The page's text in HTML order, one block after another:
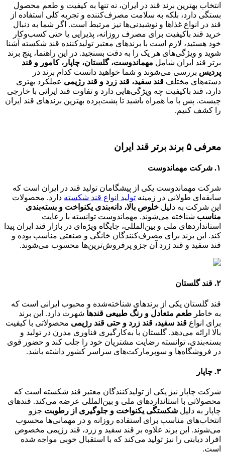
انتخاب بهترین برند قند در ایران، نه تنها به کیفیت و طعم محصول
بستگی دارد، بلکه به سلامت مصرف‌کننده و تجربه کلی استفاده از
قند در انواع غذاها و نوشیدنی‌ها نیز مرتبط است. اگر شما به دنبال
خرید قند باکیفیت برای مصرف روزانه، پذیرایی یا حتی کسب‌وکار
خود هستید، لازم است با برندهای معتبر تولیدکننده قند شکسته آشنا
شوید و ویژگی‌های هر یک را به دقت بسنجید. در این راهنما، پنج برند
برتر قند ایران شامل مهماندوست، گلستان، چاپار، کامور و قند
پردیس بررسی می‌شوند و شما خواهید دانست کدام برند در
دسته‌های مختلف قند سفید، قند زرد و قند رژیمی عملکرد بهتری
دارد، قند باکیفیت چه ویژگی‌هایی دارد و تفاوت قند ایرانی با خارجی
چیست. پس با ما همراه باشید تا پشت‌پرده بهترین برندهای قند ایران
را کشف کنیم.
معرفی ۵ برند برتر قند ایران
۱. شرکت مهماندوست
شرکت مهماندوست یکی از پیشگامان تولید قند در ایران است که
سابقه‌ای طولانی در زمینه تولید انواع قند شکسته دارد. محصولات
این شرکت به دلیل خلوص بالا، دانه‌بندی یکنواخت و بسته‌بندی
مناسب شناخته می‌شوند. مهماندوست توانسته با رعایت
استانداردهای ملی و بین‌المللی، جایگاه ویژه‌ای در بازار قند ایران پیدا
کند. این برند برای مصرف‌کنندگان خانگی و صنعتی مناسب بوده و
قند سفید و قند زرد آن جزو پرفروش‌ترین‌ها محسوب می‌شوند.
۲. قند گلستان
قند گلستان یکی از برندهای شناخته‌شده و محبوب ایرانی است که
به خاطر طعم متعادل و رنگ طبیعی قندها شهرت دارد. این برند
برای انواع قند سفید، قند زرد و حتی قند رژیمی محصولاتی با کیفیت
بالا ارائه می‌دهد. گلستان با به‌کارگیری فناوری مدرن در تولید و
بسته‌بندی، توانسته رضایت مشتریان خود را جلب کند و حضور قوی
در فروشگاه‌ها و سوپرمارکت‌های سراسر کشور داشته باشد.
۳. چاپار
شرکت چاپار نیز یکی از تولیدکنندگان معتبر قند شکسته است که
محصولاتی با استانداردهای ملی و بین‌المللی عرضه می‌کند. قندهای
چاپار به دلیل شکستگی یکنواخت و جلوگیری از رطوبت جزو
انتخاب‌های مناسب برای استفاده روزانه و در مهمانی‌ها محسوب
می‌شوند. این برند علاوه بر قند سفید و زرد، قند رژیمی مخصوص
افراد دیابتی را نیز تولید می‌کند که با استقبال خوبی مواجه شده
است.